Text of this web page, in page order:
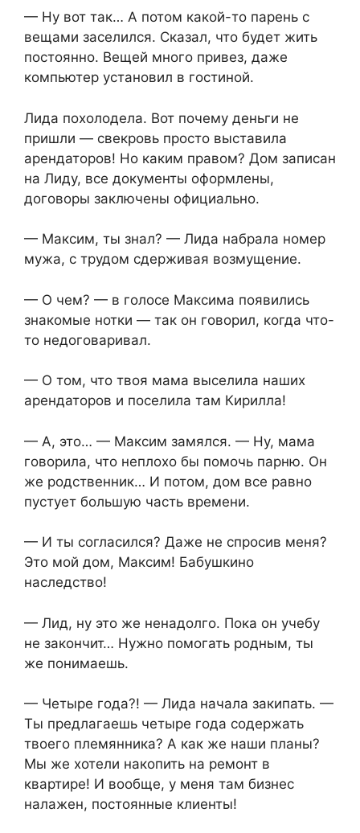
— Ну вот так… А потом какой-то парень с
вещами заселился. Сказал, что будет жить
постоянно. Вещей много привез, даже
компьютер установил в гостиной.
Лида похолодела. Вот почему деньги не
пришли — свекровь просто выставила
арендаторов! Но каким правом? Дом записан
на Лиду, все документы оформлены,
договоры заключены официально.
— Максим, ты знал? — Лида набрала номер
мужа, с трудом сдерживая возмущение.
— О чем? — в голосе Максима появились
знакомые нотки — так он говорил, когда что-
то недоговаривал.
— О том, что твоя мама выселила наших
арендаторов и поселила там Кирилла!
— А, это… — Максим замялся. — Ну, мама
говорила, что неплохо бы помочь парню. Он
же родственник… И потом, дом все равно
пустует большую часть времени.
— И ты согласился? Даже не спросив меня?
Это мой дом, Максим! Бабушкино
наследство!
— Лид, ну это же ненадолго. Пока он учебу
не закончит… Нужно помогать родным, ты
же понимаешь.
— Четыре года?! — Лида начала закипать. —
Ты предлагаешь четыре года содержать
твоего племянника? А как же наши планы?
Мы же хотели накопить на ремонт в
квартире! И вообще, у меня там бизнес
налажен, постоянные клиенты!